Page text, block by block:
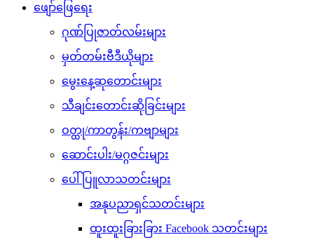
ဖျော်ဖြေရေး
ဂုဏ်ပြုဇာတ်လမ်းများ
မှတ်တမ်းဗီဒီယိုများ
မွေးနေ့ဆုတောင်းများ
သီချင်းတောင်းဆိုခြင်းများ
ဝတ္ထု/ကာတွန်း/ကဗျာများ
ဆောင်းပါး/မဂ္ဂဇင်းများ
ပေါ်ပြူလာသတင်းများ
အနုပညာရှင်သတင်းများ
ထူးထူးခြားခြား Facebook သတင်းများ